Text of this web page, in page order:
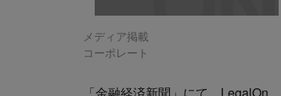
メディア掲載
コーポレート